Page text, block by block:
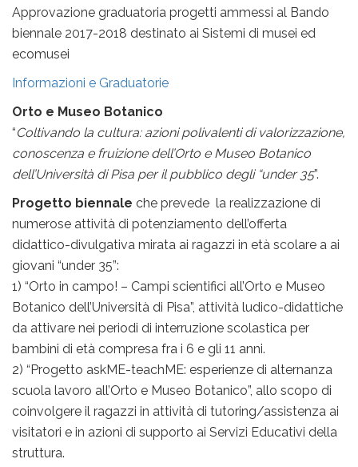
Approvazione graduatoria progetti ammessi al Bando
biennale 2017-2018 destinato ai Sistemi di musei ed
ecomusei
Informazioni e Graduatorie
Orto e Museo Botanico
“Coltivando la cultura: azioni polivalenti di valorizzazione,
conoscenza e fruizione dell’Orto e Museo Botanico
dell’Università di Pisa per il pubblico degli “under 35”.
Progetto biennale che prevede la realizzazione di
numerose attività di potenziamento dell’offerta
didattico-divulgativa mirata ai ragazzi in età scolare a ai
giovani “under 35”:
1) “Orto in campo! – Campi scientifici all’Orto e Museo
Botanico dell’Università di Pisa”, attività ludico-didattiche
da attivare nei periodi di interruzione scolastica per
bambini di età compresa fra i 6 e gli 11 anni.
2) “Progetto askME-teachME: esperienze di alternanza
scuola lavoro all’Orto e Museo Botanico”, allo scopo di
coinvolgere il ragazzi in attività di tutoring/assistenza ai
visitatori e in azioni di supporto ai Servizi Educativi della
struttura.